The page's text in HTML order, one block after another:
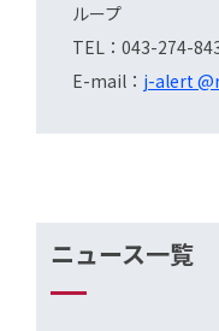
ニュース一覧
ループ
TEL：043-274-
E-mail： j-alert